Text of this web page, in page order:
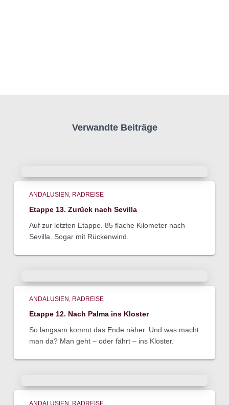
Verwandte Beiträge
ANDALUSIEN RADREISE
Etappe 13. Zurück nach Sevilla
Auf zur letzten Etappe. 85 flache Kilometer nach
Sevilla. Sogar mit Rückenwind.
ANDALUSIEN RADREISE
Etappe 12. Nach Palma ins Kloster
So langsam kommt das Ende näher. Und was macht
man da? Man geht – oder fährt – ins Kloster.
ANDALUSIEN RADREISE